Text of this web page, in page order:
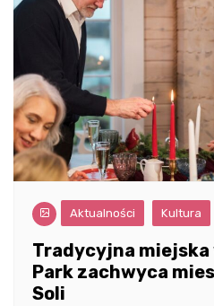
Aktualności Kultura
Tradycyjna miejska
Park zachwyca
Soli